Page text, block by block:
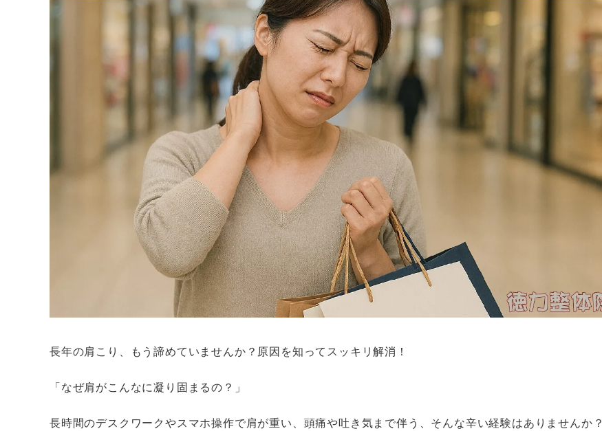
長年の肩こり、もう諦めていませんか？原因を知ってスッキリ解消！
「なぜ肩がこんなに凝り固まるの？」
長時間のデスクワークやスマホ操作で肩が重い、頭痛や吐き気まで伴う、そんな辛い経験はありませんか？